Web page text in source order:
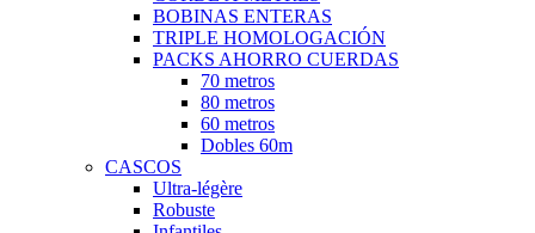
BOBINAS ENTERAS
TRIPLE HOMOLOGACIÓN
PACKS AHORRO CUERDAS
70 metros
80 metros
60 metros
Dobles 60m
CASCOS
Ultra-légère
Robuste